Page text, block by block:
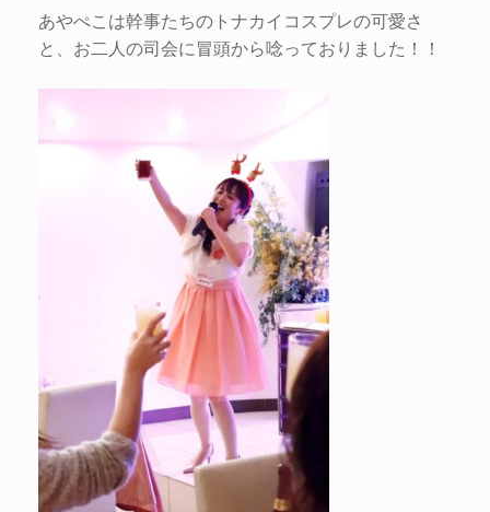
あやぺこは幹事たちのトナカイコスプレの可愛さ
と、お二人の司会に冒頭から唸っておりました！！